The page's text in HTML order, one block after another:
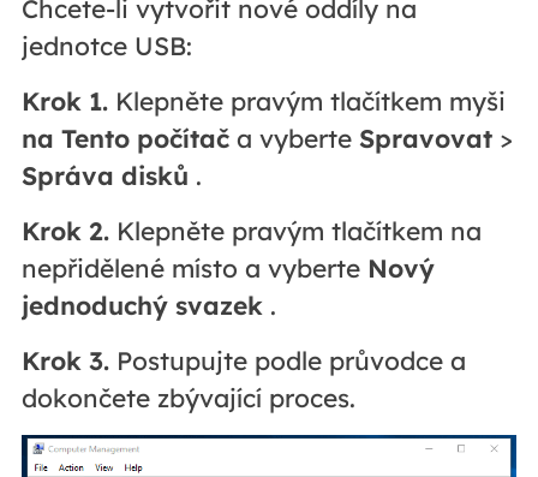
Chcete-li vytvořit nové oddíly na
jednotce USB:
Krok 1.Klepněte pravým tlačítkem myši
na Tento počítača vyberte Spravovat>
Správa disků .
Krok 2.Klepněte pravým tlačítkem na
nepřidělené místo a vyberte Nový
jednoduchý svazek .
Krok 3.Postupujte podle průvodce a
dokončete zbývající proces.